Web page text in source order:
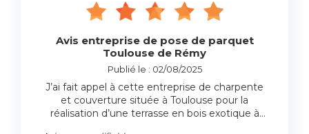
Avis entreprise de pose de parquet
Toulouse de Rémy
Publié le : 02/08/2025
J’ai fait appel à cette entreprise de charpente
et couverture située à Toulouse pour la
réalisation d’une terrasse en bois exotique à